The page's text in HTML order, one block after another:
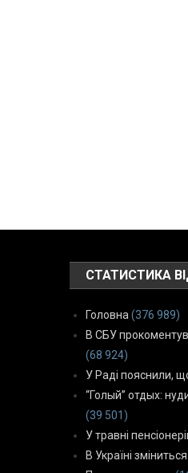
СТАТИСТИКА
Головна (376 989)
В СБУ
(68 924)
У Раді пояснили,
“Голый” отдых:
(39 501)
У травні
В Україні